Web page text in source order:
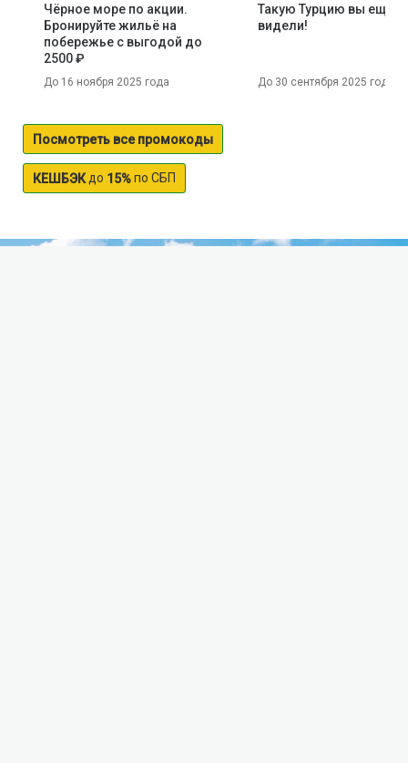
Чёрное море по акции.
Бронируйте жильё на
побережье с выгодой до
2500 ₽
До 16 ноября 2025 года
Такую Турцию вы ещё
видели!
До 30 сентября 2025 года
Посмотреть все промокоды
КЕШБЭКдо 15%по СБП